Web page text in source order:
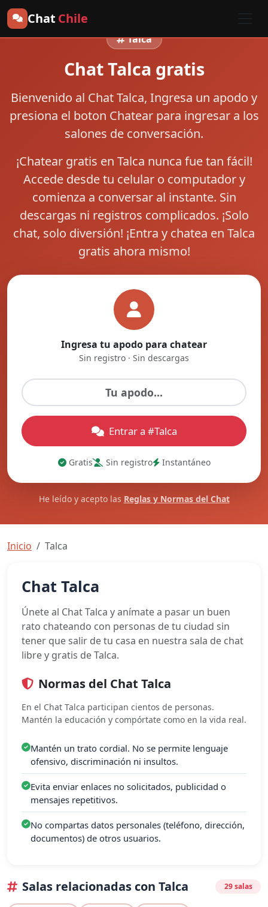
Chat Chile
Talca
Chat Talca gratis
Bienvenido al Chat Talca, Ingresa un apodo y
presiona el boton Chatearpara ingresar a los
salones de conversación.
¡Chatear gratis en Talca nunca fue tan fácil!
Accede desde tu celular o computador y
comienza a conversar al instante. Sin
descargas ni registros complicados. ¡Solo
chat, solo diversión! ¡Entra y chatea en Talca
gratis ahora mismo!
Ingresa tu apodo para chatear
Sin registro · Sin descargas
Entrar a #Talca
Gratis Sin registro Instantáneo
He leído y acepto las Reglas y Normas del Chat
Inicio Talca
Chat Talca
Únete al Chat Talca y anímate a pasar un buen
rato chateando con personas de tu ciudad sin
tener que salir de tu casa en nuestra sala de chat
libre y gratis de Talca.
Normas del Chat Talca
En el Chat Talca participan cientos de personas.
Mantén la educación y compórtate como en la vida real.
Mantén un trato cordial. No se permite lenguaje
ofensivo, discriminación ni insultos.
Evita enviar enlaces no solicitados, publicidad o
mensajes repetitivos.
No compartas datos personales (teléfono, dirección,
documentos) de otros usuarios.
Salas relacionadas con Talca 29 salas